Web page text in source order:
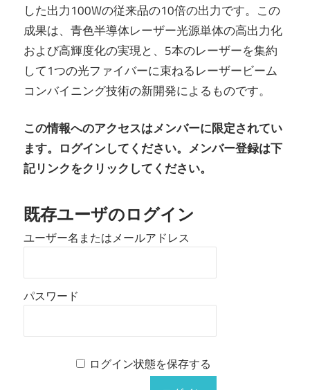
した出力100Wの従来品の10倍の出力です。この
成果は、青色半導体レーザー光源単体の高出力化
および高輝度化の実現と、5本のレーザーを集約
して1つの光ファイバーに束ねるレーザービーム
コンバイニング技術の新開発によるものです。
この情報へのアクセスはメンバーに限定されてい
ます。ログインしてください。メンバー登録は下
記リンクをクリックしてください。
既存ユーザのログイン
ユーザー名またはメールアドレス
パスワード
ログイン状態を保存する